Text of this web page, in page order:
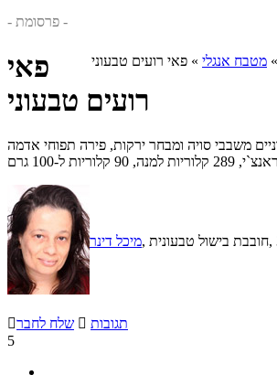
- פרסומת -
» מטבח אנגלי » פאי רועים טבעוני
פאי
רועים טבעוני
משבבי סויה ומבחר ירקות, פירה תפוחי אדמה
ל-100 גרם
מיכל דינר , חובבת בישול טבעונית,
שלח לחבר  תגובות
5